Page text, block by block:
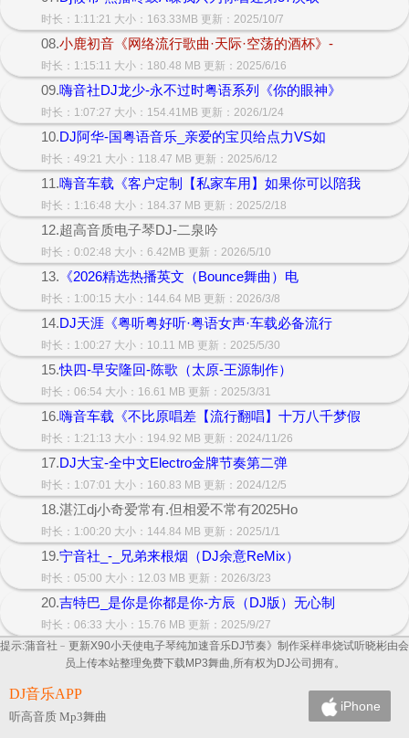
时长：1:11:21 大小：163.33MB 更新：2025/10/7
08.小鹿初音《网络流行歌曲·天际·空荡的酒杯》-
时长：1:15:11 大小：180.48 MB 更新：2025/6/16
09.嗨音社DJ龙少-永不过时粤语系列《你的眼神》
时长：1:07:27 大小：154.41MB 更新：2026/1/24
10.DJ阿华-国粤语音乐_亲爱的宝贝给点力VS如
时长：49:21 大小：118.47 MB 更新：2025/6/12
11.嗨音车载《客户定制【私家车用】如果你可以陪我
时长：1:16:48 大小：184.37 MB 更新：2025/2/18
12.超高音质电子琴DJ-二泉吟
时长：0:02:48 大小：6.42MB 更新：2026/5/10
13. 《2026精选热播英文（Bounce舞曲）电
时长：1:00:15 大小：144.64 MB 更新：2026/3/8
14.DJ天涯《粤听粤好听·粤语女声·车载必备流行
时长：1:00:27 大小：10.11 MB 更新：2025/5/30
15.快四-早安隆回-陈歌（太原-王源制作）
时长：06:54 大小：16.61 MB 更新：2025/3/31
16.嗨音车载《不比原唱差【流行翻唱】十万八千梦假
时长：1:21:13 大小：194.92 MB 更新：2024/11/26
17.DJ大宝-全中文Electro金牌节奏第二弹
时长：1:07:01 大小：160.83 MB 更新：2024/12/5
18.湛江dj小奇爱常有.但相爱不常有2025Ho
时长：1:00:20 大小：144.84 MB 更新：2025/1/1
19.宁音社_-_兄弟来根烟（DJ余意ReMix）
时长：05:00 大小：12.03 MB 更新：2026/3/23
20.吉特巴_是你是你都是你-方辰（DJ版）无心制
时长：06:33 大小：15.76 MB 更新：2025/9/27
提示:蒲音社﹣更新X90小天使电子琴纯加速音乐DJ节奏》制作采样串烧试听晓彬由会
员上传本站整理免费下载MP3舞曲,所有权为DJ公司拥有。
DJ音乐APP
听高音质 Mp3舞曲
iPhone